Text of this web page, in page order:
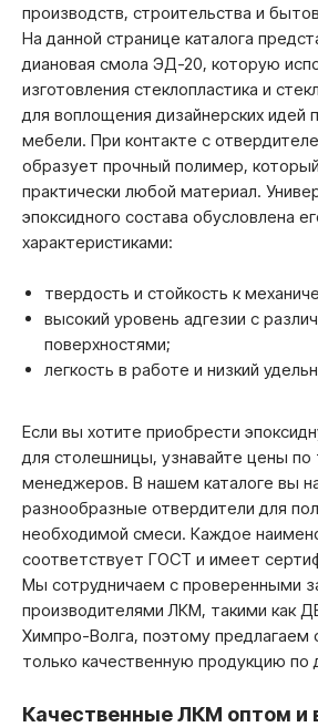
производств, строительства и
На данной странице каталога
диановая смола ЭД-20, которую
изготовления стеклопластика и
для воплощения дизайнерских идей
мебели. При контакте с
образует прочный полимер,
практически любой материал.
эпоксидного состава обусловлена
характеристиками:
твердость и стойкость к
высокий уровень адгезии с
поверхностями;
легкость в работе и низкий
Если вы хотите приобрести
для столешницы, узнавайте цены по
менеджеров. В нашем каталоге вы
разнообразные отвердители для
необходимой смеси. Каждое
соответствует ГОСТ и имеет
Мы сотрудничаем с проверенными
производителями ЛКМ, такими как
Химпро-Волга, поэтому предлагаем
только качественную продукцию по
Качественные ЛКМ оптом и